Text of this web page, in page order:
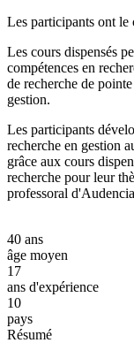
Les participants ont le
Les cours dispensés
compétences en
de recherche de
gestion.
Les participants
recherche en gestion
grâce aux cours
recherche pour leur
professoral d'Audencia
40 ans
âge moyen
17
ans d'expérience
10
pays
Résumé